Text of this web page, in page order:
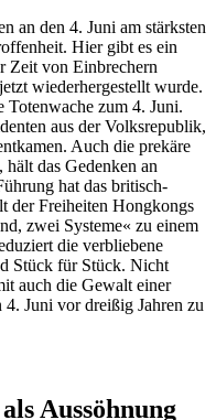
an den 4. Juni am stärksten
Hier gibt es ein
Zeit von Einbrechern
wiederhergestellt wurde.
zum 4. Juni.
aus der Volksrepublik,
Auch die prekäre
das Gedenken an
hat das britisch-
der Freiheiten Hongkongs
zwei Systeme« zu einem
die verbliebene
Stück für Stück. Nicht
auch die Gewalt einer
4. Juni vor dreißig Jahren zu
Aussöhnung